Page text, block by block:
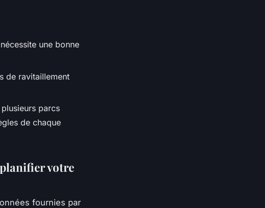
une bonne
de ravitaillement
parcs
de chaque
votre
fournies par